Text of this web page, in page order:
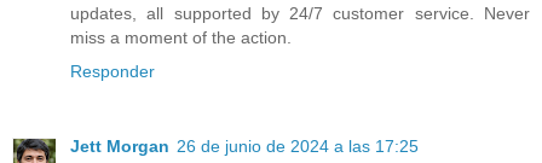
updates, all supported by 24/7 customer service. Never
miss a moment of the action.
Responder
Jett Morgan 26 de junio de 2024 a las 17:25